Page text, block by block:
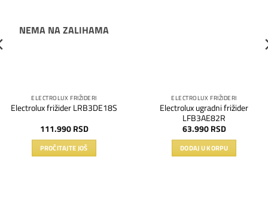
NEMA NA ZALIHAMA
ELECTROLUX FRIŽIDERI
Electrolux frižider LRB3DE18S
111.990 RSD
PROČITAJTE JOŠ
ELECTROLUX FRIŽIDERI
Electrolux ugradni frižider
LFB3AE82R
63.990 RSD
DODAJ U KORPU